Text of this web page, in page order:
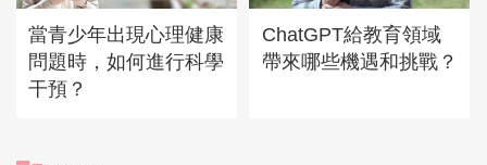
當青少年出現心理健康
問題時，如何進行科學
干預？
ChatGPT給教育領域
帶來哪些機遇和挑戰？